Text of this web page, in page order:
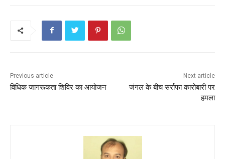
Previous article
विधिक जागरूकता शिविर का आयोजन
Next article
जंगल के बीच सर्राफा कारोबारी पर
हमला